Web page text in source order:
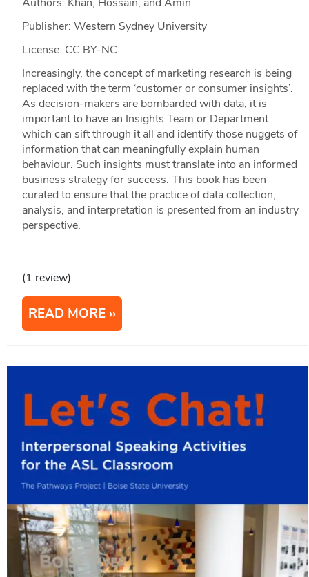
Publisher: Western Sydney University
License: CC BY-NC
Increasingly, the concept of marketing research is being
replaced with the term ‘customer or consumer insights’.
As decision-makers are bombarded with data, it is
important to have an Insights Team or Department
which can sift through it all and identify those nuggets of
information that can meaningfully explain human
behaviour. Such insights must translate into an informed
business strategy for success. This book has been
curated to ensure that the practice of data collection,
analysis, and interpretation is presented from an industry
perspective.
(1 review)
READ MORE